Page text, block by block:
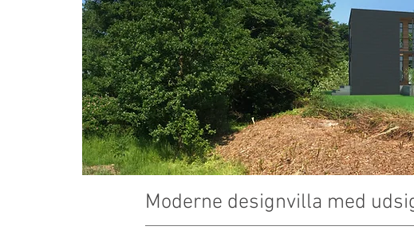
Moderne designvilla med